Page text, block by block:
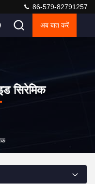
86-579-82791257
अब बात करें
सिरेमिक